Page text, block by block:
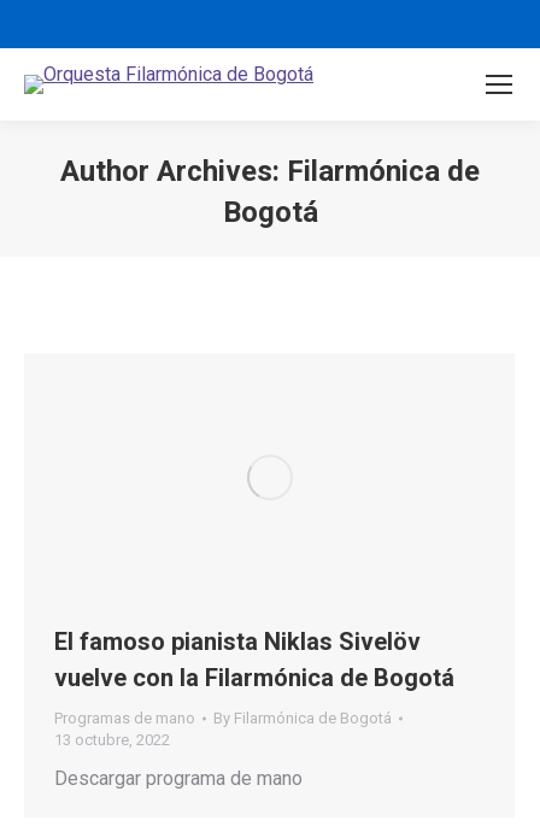
Author Archives: Filarmónica de
Bogotá
El famoso pianista Niklas Sivelöv
vuelve con la Filarmónica de Bogotá
Programas de mano By Filarmónica de Bogotá
13 octubre, 2022
Descargar programa de mano